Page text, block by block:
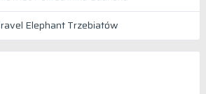
Elephant Trzebiatów